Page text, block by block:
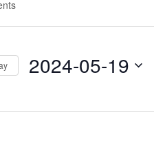
2024-05-19